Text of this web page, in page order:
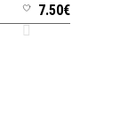
7.50€